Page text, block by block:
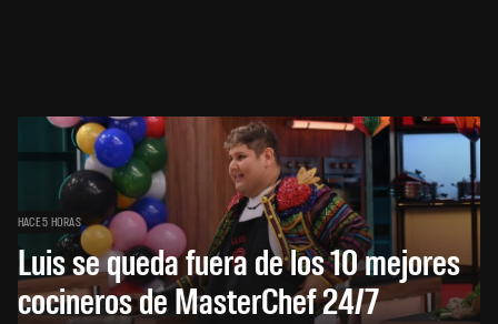
HACE 5 HORAS
Luis se queda fuera de los 10 mejores
cocineros de MasterChef 24/7